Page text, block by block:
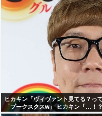
ヒカキン「ヴィヴァント見てる？
「プークスクスw」 ヒカキン「…！？